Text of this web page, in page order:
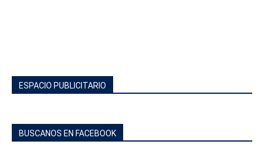
ESPACIO PUBLICITARIO
BUSCANOS EN FACEBOOK